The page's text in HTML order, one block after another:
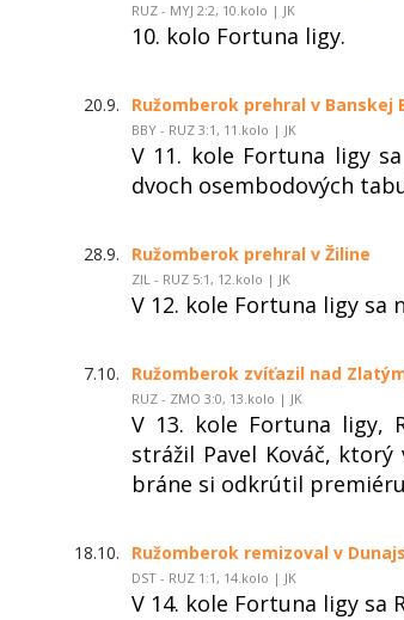
RUZ - MYJ 2:2, 10.kolo | JK
10. kolo Fortuna ligy.
20.9. Ružomberok prehral v Banskej
BBY - RUZ 3:1, 11.kolo | JK
V 11. kole Fortuna ligy
dvoch osembodových
28.9. Ružomberok prehral v Žiline
ZIL - RUZ 5:1, 12.kolo | JK
V 12. kole Fortuna ligy
7.10. Ružomberok zvíťazil nad
RUZ - ZMO 3:0, 13.kolo | JK
V 13. kole Fortuna ligy,
strážil Pavel Kováč,
bráne si odkrútil
18.10. Ružomberok remizoval v
DST - RUZ 1:1, 14.kolo | JK
V 14. kole Fortuna ligy sa